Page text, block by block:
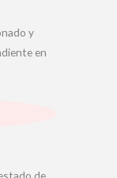
y
en
de